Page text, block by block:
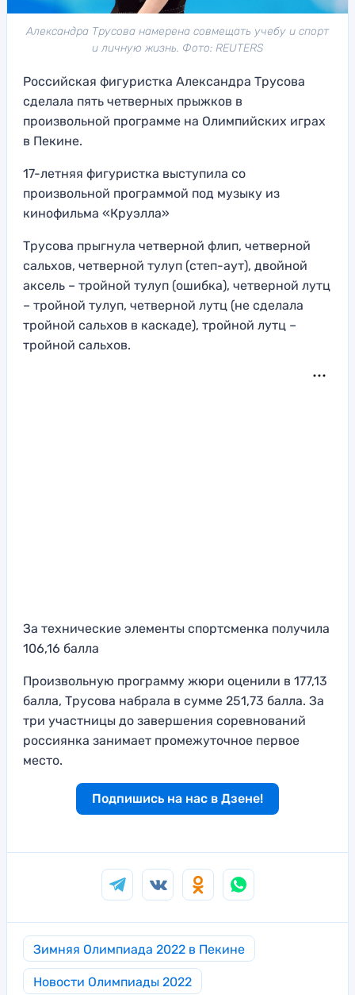
Александра Трусова намерена совмещать учебу и спорт
и личную жизнь. Фото: REUTERS
Российская фигуристка Александра Трусова
сделала пять четверных прыжков в
произвольной программе на Олимпийских играх
в Пекине.
17-летняя фигуристка выступила со
произвольной программой под музыку из
кинофильма «Круэлла»
Трусова прыгнула четверной флип, четверной
сальхов, четверной тулуп (степ-аут), двойной
аксель – тройной тулуп (ошибка), четверной лутц
– тройной тулуп, четверной лутц (не сделала
тройной сальхов в каскаде), тройной лутц –
тройной сальхов.
За технические элементы спортсменка получила
106,16 балла
Произвольную программу жюри оценили в 177,13
балла, Трусова набрала в сумме 251,73 балла. За
три участницы до завершения соревнований
россиянка занимает промежуточное первое
место.
Подпишись на нас в Дзене!
Зимняя Олимпиада 2022 в Пекине
Новости Олимпиады 2022